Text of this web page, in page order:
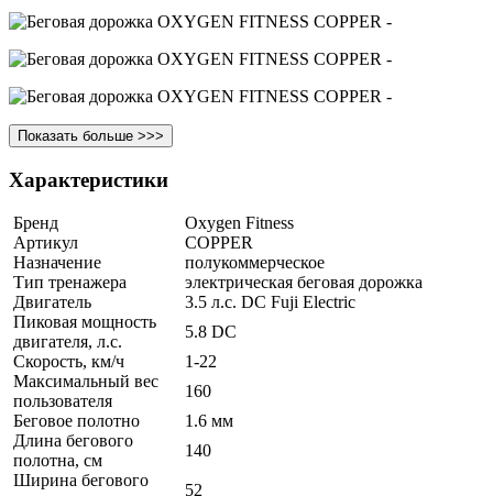
Показать больше >>>
Характеристики
Бренд
Oxygen Fitness
Артикул
COPPER
Назначение
полукоммерческое
Тип тренажера
электрическая беговая дорожка
Двигатель
3.5 л.с. DC Fuji Electric
Пиковая мощность
двигателя, л.с.
5.8 DC
Скорость, км/ч
1-22
Максимальный вес
пользователя
160
Беговое полотно
1.6 мм
Длина бегового
полотна, см
140
Ширина бегового
52